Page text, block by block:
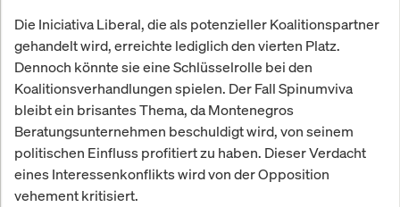
Die Iniciativa Liberal, die als potenzieller Koalitionspartner
gehandelt wird, erreichte lediglich den vierten Platz.
Dennoch könnte sie eine Schlüsselrolle bei den
Koalitionsverhandlungen spielen. Der Fall Spinumviva
bleibt ein brisantes Thema, da Montenegros
Beratungsunternehmen beschuldigt wird, von seinem
politischen Einfluss profitiert zu haben. Dieser Verdacht
eines Interessenkonflikts wird von der Opposition
vehement kritisiert.